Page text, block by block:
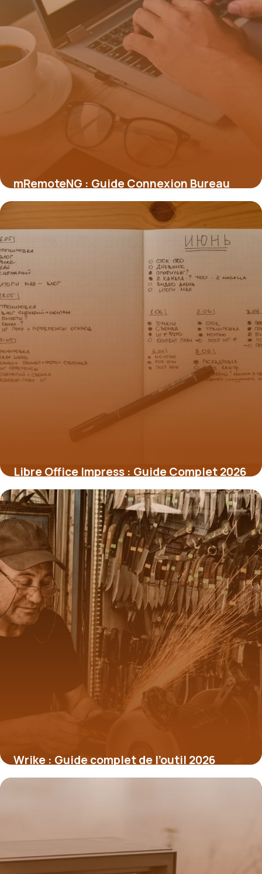
mRemoteNG : Guide Connexion Bureau
Distance
Libre Office Impress : Guide Complet 2026
2 juillet 2026
Wrike : Guide complet de l’outil 2026
1 juillet 2026